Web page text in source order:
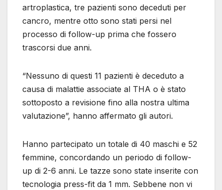
artroplastica, tre pazienti sono deceduti per
cancro, mentre otto sono stati persi nel
processo di follow-up prima che fossero
trascorsi due anni.
“Nessuno di questi 11 pazienti è deceduto a
causa di malattie associate al THA o è stato
sottoposto a revisione fino alla nostra ultima
valutazione”, hanno affermato gli autori.
Hanno partecipato un totale di 40 maschi e 52
femmine, concordando un periodo di follow-
up di 2-6 anni. Le tazze sono state inserite con
tecnologia press-fit da 1 mm. Sebbene non vi